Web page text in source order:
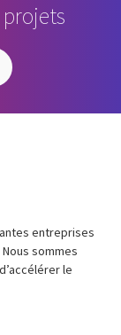
entreprises
sommes
le